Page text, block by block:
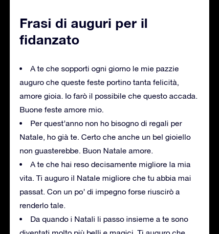
Frasi di auguri per il
fidanzato
A te che sopporti ogni giorno le mie pazzie
auguro che queste feste portino tanta felicità,
amore gioia. Io farò il possibile che questo accada.
Buone feste amore mio.
Per quest’anno non ho bisogno di regali per
Natale, ho già te. Certo che anche un bel gioiello
non guasterebbe. Buon Natale amore.
A te che hai reso decisamente migliore la mia
vita. Ti auguro il Natale migliore che tu abbia mai
passat. Con un po’ di impegno forse riuscirò a
renderlo tale.
Da quando i Natali li passo insieme a te sono